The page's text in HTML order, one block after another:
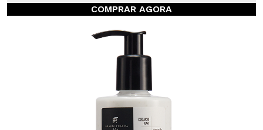
COMPRAR AGORA